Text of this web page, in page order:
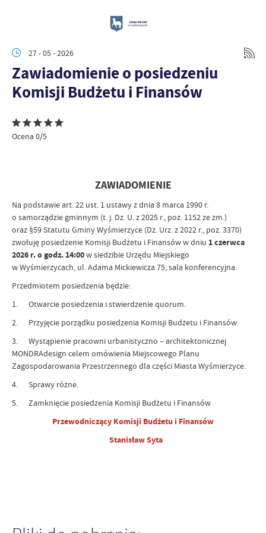
27 - 05 - 2026
Zawiadomienie o posiedzeniu
Komisji Budżetu i Finansów
Ocena 0/5
ZAWIADOMIENIE
Na podstawie art. 22 ust. 1 ustawy z dnia 8 marca 1990 r.
o samorządzie gminnym (t. j. Dz. U. z 2025 r., poz. 1152 ze zm.)
oraz §59 Statutu Gminy Wyśmierzyce (Dz. Urz. z 2022 r., poz. 3370)
zwołuję posiedzenie Komisji Budżetu i Finansów w dniu 1 czerwca
2026 r. o godz. 14:00w siedzibie Urzędu Miejskiego
w Wyśmierzycach, ul. Adama Mickiewicza 75, sala konferencyjna.
Przedmiotem posiedzenia będzie:
1. Otwarcie posiedzenia i stwierdzenie quorum.
2. Przyjęcie porządku posiedzenia Komisji Budżetu i Finansów.
3. Wystąpienie pracowni urbanistyczno – architektonicznej
MONDRAdesign celem omówienia Miejscowego Planu
Zagospodarowania Przestrzennego dla części Miasta Wyśmierzyce.
4. Sprawy różne.
5. Zamknięcie posiedzenia Komisji Budżetu i Finansów
Przewodniczący Komisji Budżetu i Finansów
Stanisław Syta